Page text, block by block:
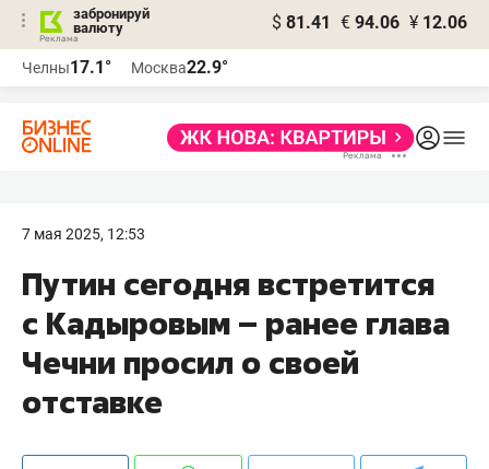
забронируй
валюту
$ 81.41 € 94.06 ¥ 12.06
Челны17.1° Москва22.9°
7 мая 2025, 12:53
Путин сегодня встретится
с Кадыровым – ранее глава
Чечни просил о своей
отставке